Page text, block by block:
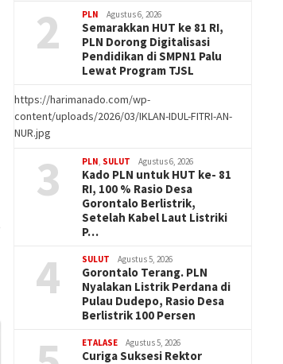
2 PLN Agustus 6, 2026
Semarakkan HUT ke 81 RI,
PLN Dorong Digitalisasi
Pendidikan di SMPN1 Palu
Lewat Program TJSL
https://harimanado.com/wp-
content/uploads/2026/03/IKLAN-IDUL-FITRI-AN-
NUR.jpg
3 PLN SULUT Agustus 6, 2026
Kado PLN untuk HUT ke- 81
RI, 100 % Rasio Desa
Gorontalo Berlistrik,
Setelah Kabel Laut Listriki
P…
4 SULUT Agustus 5, 2026
Gorontalo Terang. PLN
Nyalakan Listrik Perdana di
Pulau Dudepo, Rasio Desa
Berlistrik 100 Persen
ETALASE Agustus 5, 2026
Curiga Suksesi Rektor